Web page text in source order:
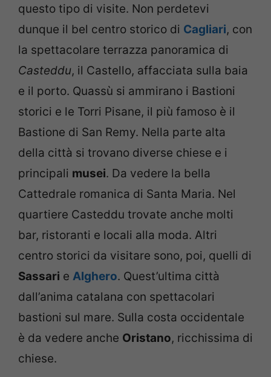
questo tipo di visite. Non perdetevi
dunque il bel centro storico di Cagliari, con
la spettacolare terrazza panoramica di
Casteddu, il Castello, affacciata sulla baia
e il porto. Quassù si ammirano i Bastioni
storici e le Torri Pisane, il più famoso è il
Bastione di San Remy. Nella parte alta
della città si trovano diverse chiese e i
principali musei. Da vedere la bella
Cattedrale romanica di Santa Maria. Nel
quartiere Casteddu trovate anche molti
bar, ristoranti e locali alla moda. Altri
centro storici da visitare sono, poi, quelli di
Sassari e Alghero. Quest’ultima città
dall’anima catalana con spettacolari
bastioni sul mare. Sulla costa occidentale
è da vedere anche Oristano, ricchissima di
chiese.